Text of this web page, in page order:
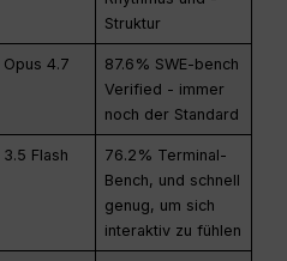
Struktur
Opus 4.7
87.6% SWE-bench
Verified - immer
noch der Standard
Flash
76.2% Terminal-
Bench, und schnell
genug, um sich
interaktiv zu fühlen